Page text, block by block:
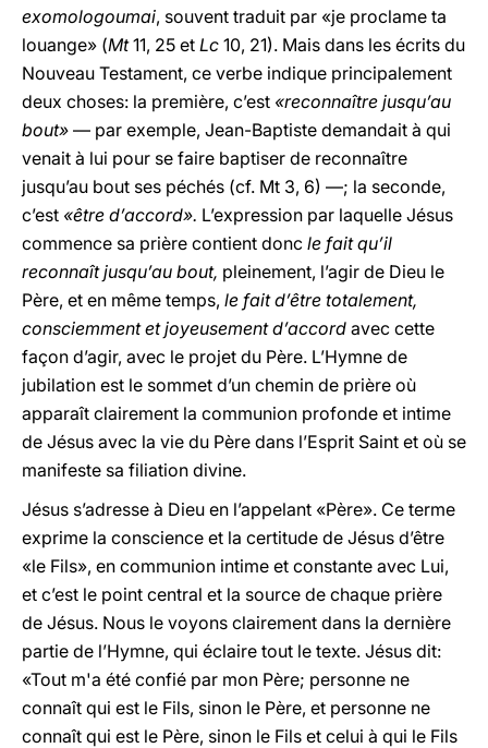
exomologoumai, souvent traduit par «je proclame ta
louange» (Mt11, 25 et Lc 10, 21). Mais dans les écrits du
Nouveau Testament, ce verbe indique principalement
deux choses: la première, c’est «reconnaître jusqu’au
bout» — par exemple, Jean-Baptiste demandait à qui
venait à lui pour se faire baptiser de reconnaître
jusqu’au bout ses péchés (cf. Mt 3, 6) —; la seconde,
c’est «être d’accord». L’expression par laquelle Jésus
commence sa prière contient donc le fait qu’il
reconnaît jusqu’au bout, pleinement, l’agir de Dieu le
Père, et en même temps, le fait d’être totalement,
consciemment et joyeusement d’accord avec cette
façon d’agir, avec le projet du Père. L’Hymne de
jubilation est le sommet d’un chemin de prière où
apparaît clairement la communion profonde et intime
de Jésus avec la vie du Père dans l’Esprit Saint et où se
manifeste sa filiation divine.
Jésus s’adresse à Dieu en l’appelant «Père». Ce terme
exprime la conscience et la certitude de Jésus d’être
«le Fils», en communion intime et constante avec Lui,
et c’est le point central et la source de chaque prière
de Jésus. Nous le voyons clairement dans la dernière
partie de l’Hymne, qui éclaire tout le texte. Jésus dit:
«Tout m'a été confié par mon Père; personne ne
connaît qui est le Fils, sinon le Père, et personne ne
connaît qui est le Père, sinon le Fils et celui à qui le Fils